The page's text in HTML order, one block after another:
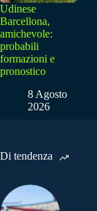
Udinese
Barcellona,
amichevole:
probabili
formazioni e
pronostico
8 Agosto
2026
Di tendenza